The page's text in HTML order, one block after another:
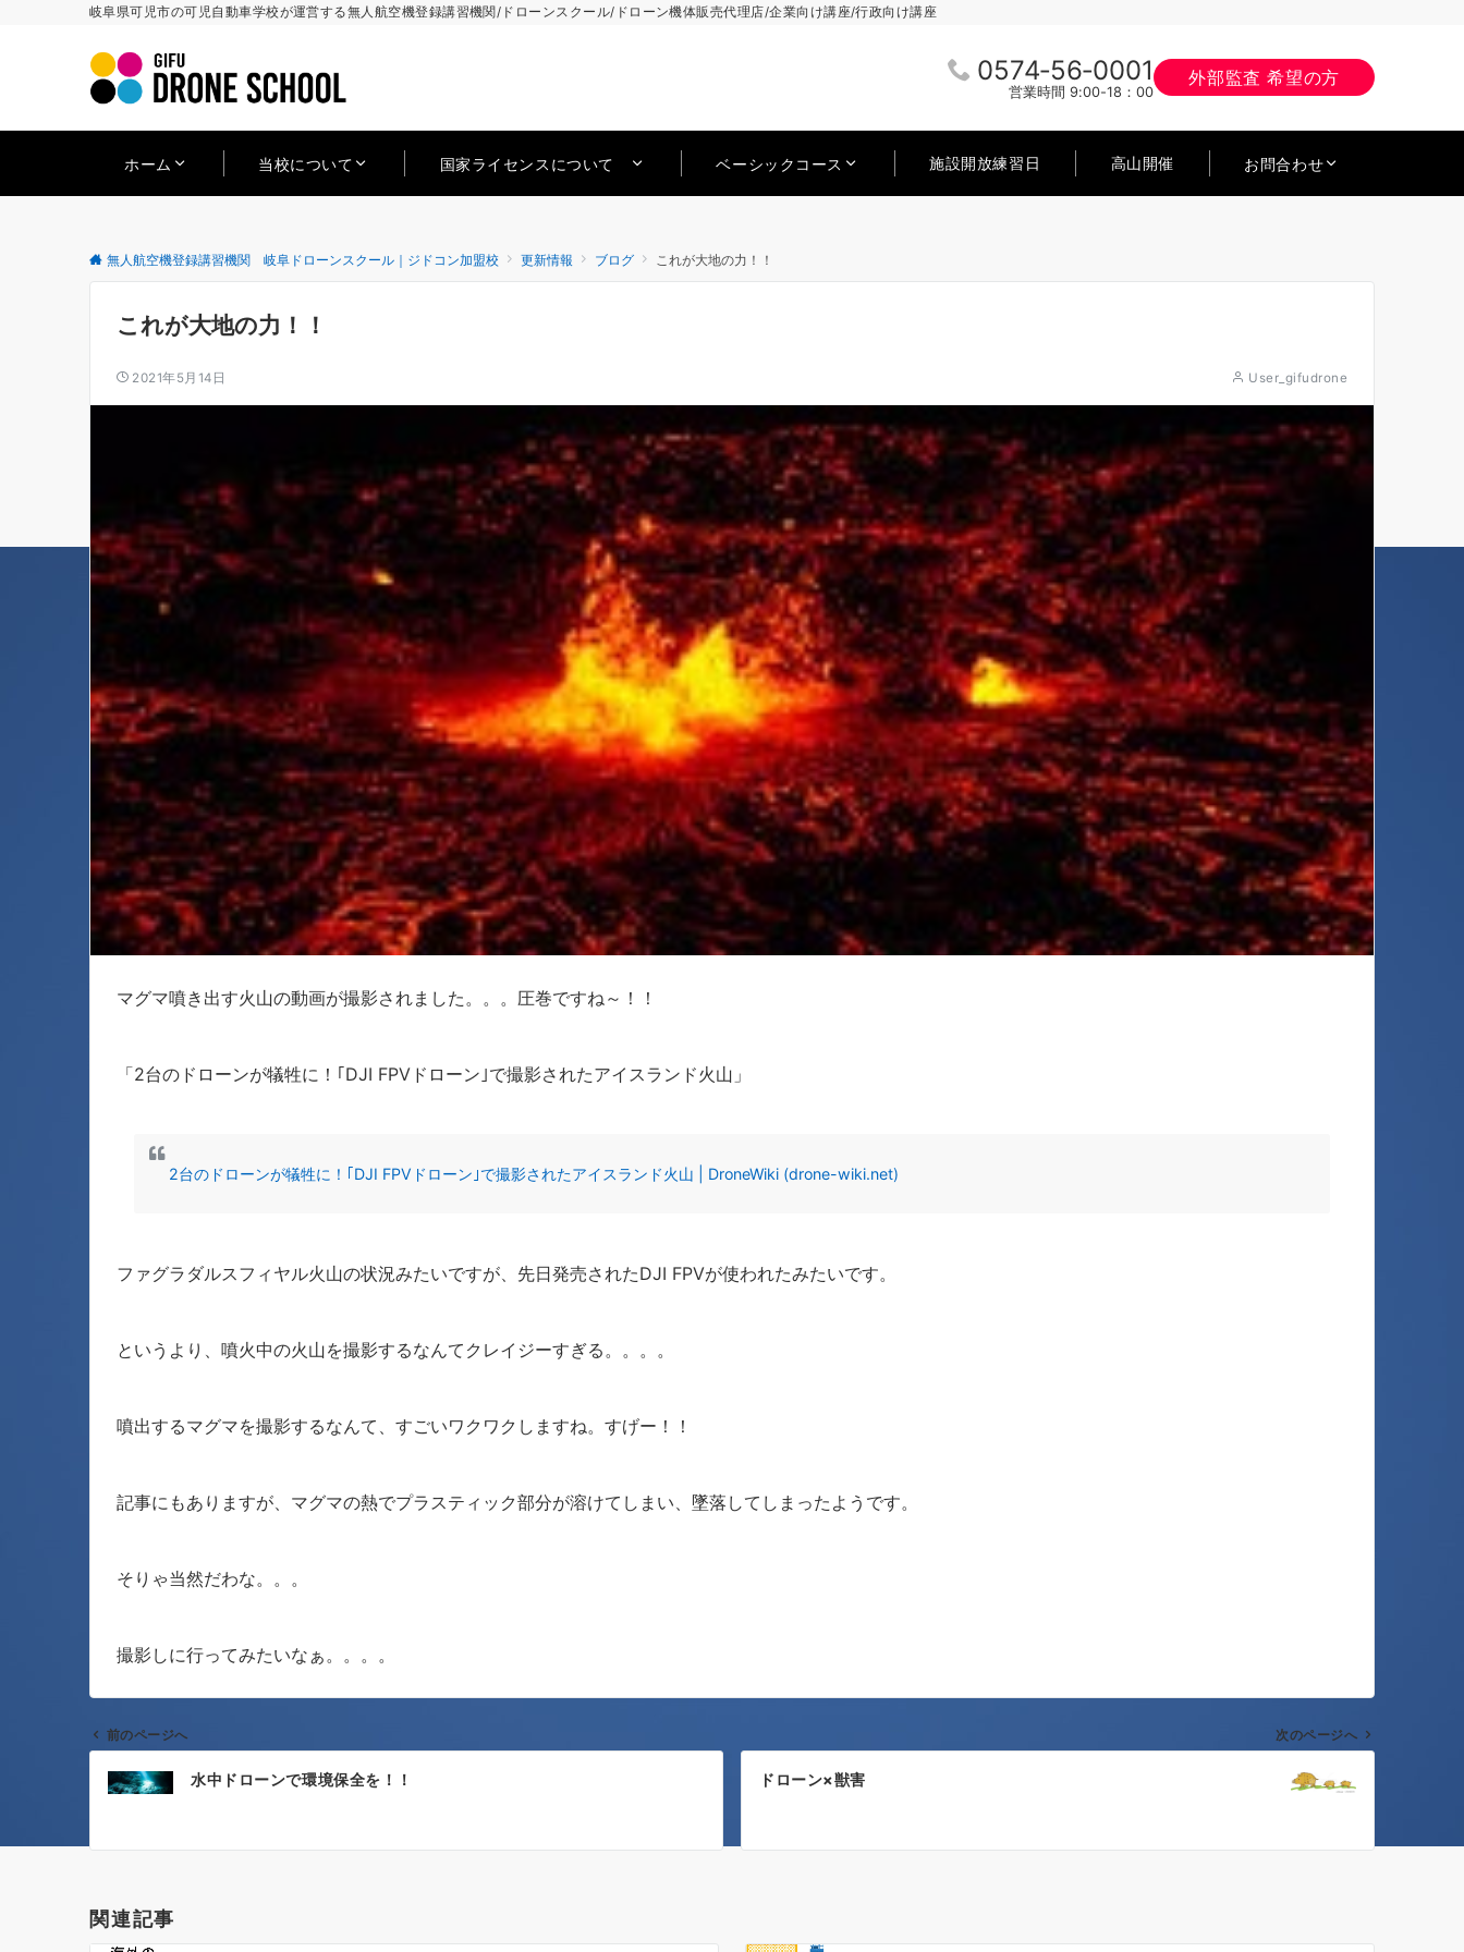
岐阜県可児市の可児自動車学校が運営する無人航空機登録講習機関/ドローンスクール/ドローン機体販売代理店/企業向け講座/行政向け講座
0574‐56‐0001
営業時間 9:00-18：00
外部監査 希望の方
ホーム 当校について 国家ライセンスについて ベーシックコース 施設開放練習日 高山開催 お問合わせ
無人航空機登録講習機関 岐阜ドローンスクール｜ジドコン加盟校 更新情報 ブログ これが大地の力！！
これが大地の力！！
2021年5月14日 User_gifudrone
マグマ噴き出す火山の動画が撮影されました。。。圧巻ですね～！！
「2台のドローンが犠牲に！｢DJI FPVドローン｣で撮影されたアイスランド火山」
2台のドローンが犠牲に！｢DJI FPVドローン｣で撮影されたアイスランド火山 | DroneWiki (drone-wiki.net)
ファグラダルスフィヤル火山の状況みたいですが、先日発売されたDJI FPVが使われたみたいです。
というより、噴火中の火山を撮影するなんてクレイジーすぎる。。。。
噴出するマグマを撮影するなんて、すごいワクワクしますね。すげー！！
記事にもありますが、マグマの熱でプラスティック部分が溶けてしまい、墜落してしまったようです。
そりゃ当然だわな。。。
撮影しに行ってみたいなぁ。。。。
投
ナ
ゲ
前のページへ
水中ドローンで環境保全を！！
次のページへ
ドローン×獣害
関連記事